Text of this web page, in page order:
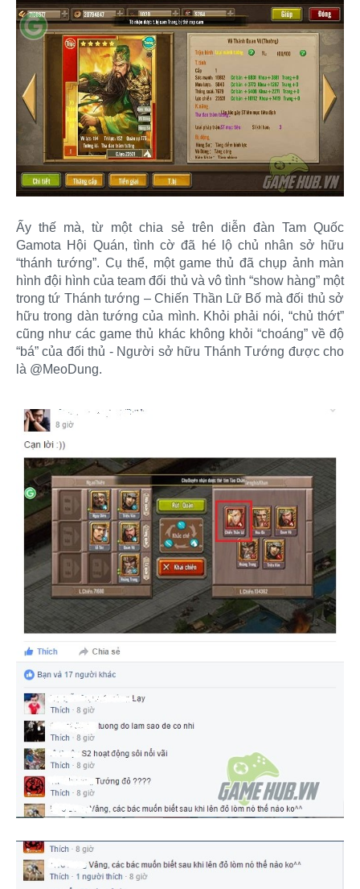
Ấy thế mà, từ một chia sẻ trên diễn đàn Tam Quốc
Gamota Hội Quán, tình cờ đã hé lộ chủ nhân sở hữu
“thánh tướng”. Cụ thể, một game thủ đã chụp ảnh màn
hình đội hình của team đối thủ và vô tình “show hàng” một
trong tứ Thánh tướng – Chiến Thần Lữ Bố mà đối thủ sở
hữu trong dàn tướng của mình. Khỏi phải nói, “chủ thớt”
cũng như các game thủ khác không khỏi “choáng” về độ
“bá” của đối thủ - Người sở hữu Thánh Tướng được cho
là @MeoDung.